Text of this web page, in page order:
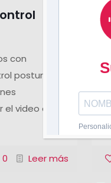
con
postural
video en
0 Leer más